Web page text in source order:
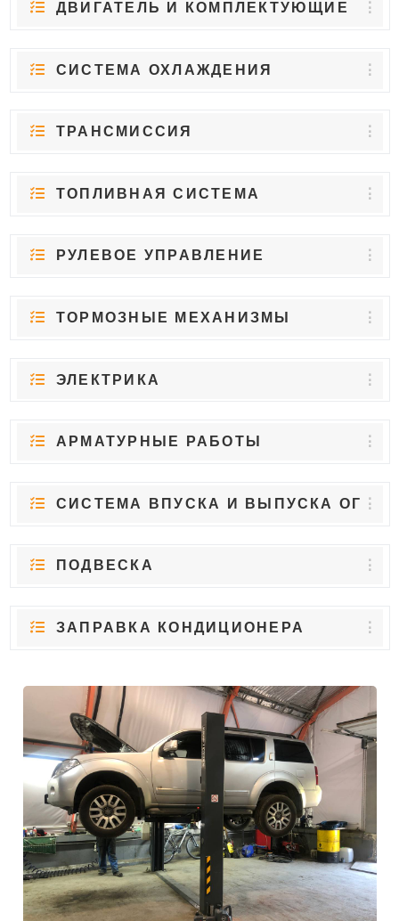
ДВИГАТЕЛЬ И КОМПЛЕКТУЮЩИЕ
СИСТЕМА ОХЛАЖДЕНИЯ
ТРАНСМИССИЯ
ТОПЛИВНАЯ СИСТЕМА
РУЛЕВОЕ УПРАВЛЕНИЕ
ТОРМОЗНЫЕ МЕХАНИЗМЫ
ЭЛЕКТРИКА
АРМАТУРНЫЕ РАБОТЫ
СИСТЕМА ВПУСКА И ВЫПУСКА ОГ
ПОДВЕСКА
ЗАПРАВКА КОНДИЦИОНЕРА